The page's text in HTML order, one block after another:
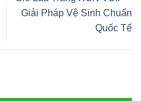
Giải Pháp Vệ Sinh Chuẩn
Quốc Tế